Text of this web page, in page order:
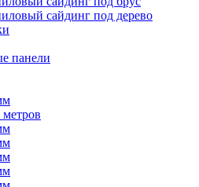
сайдинг под дерево
панели
метров